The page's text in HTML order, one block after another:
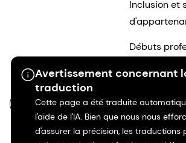
Avertissement concernant
traduction
Cette page a été traduite
l'aide de l'IA. Bien que nous nous
d'assurer la précision, les traductions
Inclusion et
Débuts
FR-FR